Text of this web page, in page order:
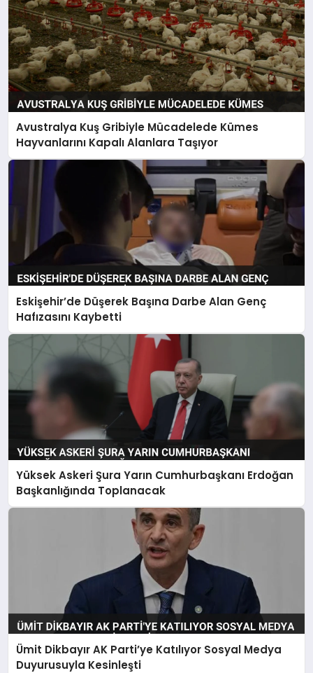
Avustralya Kuş Gribiyle Mücadelede Kümes
Hayvanlarını Kapalı Alanlara Taşıyor
Eskişehir’de Düşerek Başına Darbe Alan Genç
Hafızasını Kaybetti
Yüksek Askeri Şura Yarın Cumhurbaşkanı Erdoğan
Başkanlığında Toplanacak
Ümit Dikbayır AK Parti’ye Katılıyor Sosyal Medya
Duyurusuyla Kesinleşti